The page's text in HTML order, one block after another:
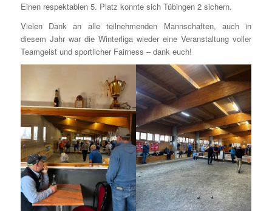
Einen respektablen 5. Platz konnte sich Tübingen 2 sichern.
Vielen Dank an alle teilnehmenden Mannschaften, auch in
diesem Jahr war die Winterliga wieder eine Veranstaltung voller
Teamgeist und sportlicher Fairness – dank euch!